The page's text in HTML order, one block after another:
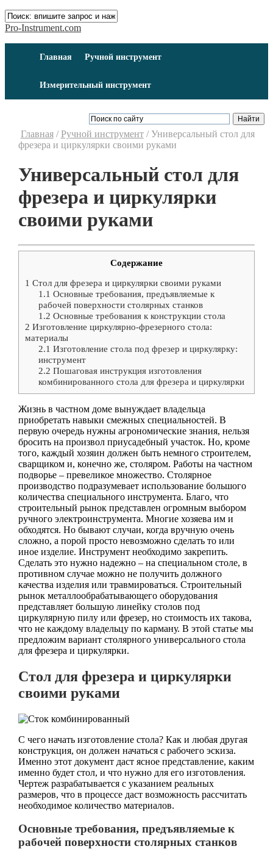
Pro-Instrument.com
Главная Ручной инструмент
Измерительный инструмент
Главная/Ручной инструмент/ Универсальный стол для
фрезера и циркулярки своими руками
Универсальный стол для
фрезера и циркулярки
своими руками
Содержание
1 Стол для фрезера и циркулярки своими руками
1.1 Основные требования, предъявляемые к
рабочей поверхности столярных станков
1.2 Основные требования к конструкции стола
2 Изготовление циркулярно-фрезерного стола:
материалы
2.1 Изготовление стола под фрезер и циркулярку:
инструмент
2.2 Пошаговая инструкция изготовления
комбинированного стола для фрезера и циркулярки
Жизнь в частном доме вынуждает владельца
приобретать навыки смежных специальностей. В
первую очередь нужны агрономические знания, нельзя
бросить на произвол приусадебный участок. Но, кроме
того, каждый хозяин должен быть немного строителем,
сварщиком и, конечно же, столяром. Работы на частном
подворье – превеликое множество. Столярное
производство подразумевает использование большого
количества специального инструмента. Благо, что
строительный рынок представлен огромным выбором
ручного электроинструмента. Многие хозяева им и
обходятся. Но бывают случаи, когда вручную очень
сложно, а порой просто невозможно сделать то или
иное изделие. Инструмент необходимо закрепить.
Сделать это нужно надежно – на специальном столе, в
противном случае можно не получить должного
качества изделия или травмироваться. Строительный
рынок металлообрабатывающего оборудования
представляет большую линейку столов под
циркулярную пилу или фрезер, но стоимость их такова,
что не каждому владельцу по карману. В этой статье мы
предложим вариант столярного универсального стола
для фрезера и циркулярки.
Стол для фрезера и циркулярки
своими руками
С чего начать изготовление стола? Как и любая другая
конструкция, он должен начаться с рабочего эскиза.
Именно этот документ даст ясное представление, каким
именно будет стол, и что нужно для его изготовления.
Чертеж разрабатывается с указанием реальных
размеров, что в процессе даст возможность рассчитать
необходимое количество материалов.
Основные требования, предъявляемые к
рабочей поверхности столярных станков